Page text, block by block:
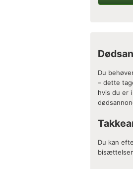
Du
– dette
hvis du er
Du kan